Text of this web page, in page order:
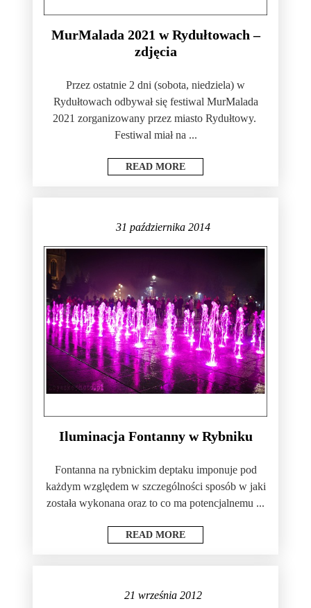
MurMalada 2021 w Rydułtowach –
zdjęcia
Przez ostatnie 2 dni (sobota, niedziela) w
Rydułtowach odbywał się festiwal MurMalada
2021 zorganizowany przez miasto Rydułtowy.
Festiwal miał na ...
READ MORE
31 października 2014
Iluminacja Fontanny w Rybniku
Fontanna na rybnickim deptaku imponuje pod
każdym względem w szczególności sposób w jaki
została wykonana oraz to co ma potencjalnemu ...
READ MORE
21 września 2012